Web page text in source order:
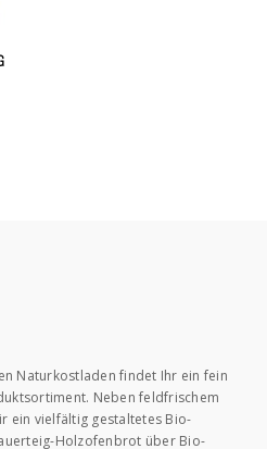
Naturkostladen findet Ihr ein fein
Neben feldfrischem
ein vielfältig gestaltetes Bio-
Holzofenbrot über Bio-